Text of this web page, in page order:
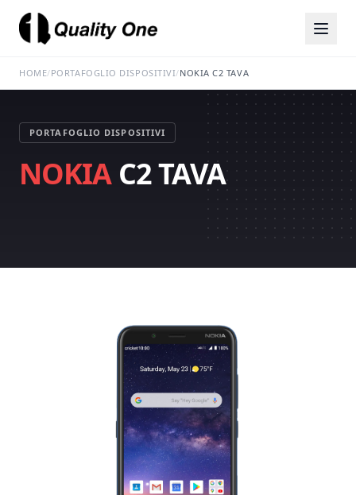
HOME/PORTAFOGLIO DISPOSITIVI/NOKIA C2 TAVA
PORTAFOGLIO DISPOSITIVI
NOKIAC2 TAVA